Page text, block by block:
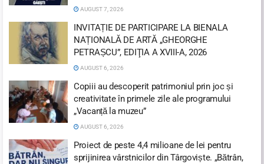
AUGUST 7, 2026
INVITAȚIE DE PARTICIPARE LA BIENALA
NAȚIONALĂ DE ARTĂ „GHEORGHE
PETRAȘCU”, EDIŢIA A XVIII-A, 2026
AUGUST 6, 2026
Copiii au descoperit patrimoniul prin joc și
creativitate în primele zile ale programului
„Vacanță la muzeu”
AUGUST 6, 2026
Proiect de peste 4,4 milioane de lei pentru
sprijinirea vârstnicilor din Târgoviște. „Bătrân,